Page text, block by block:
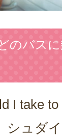
のバス
I take to
ュダ